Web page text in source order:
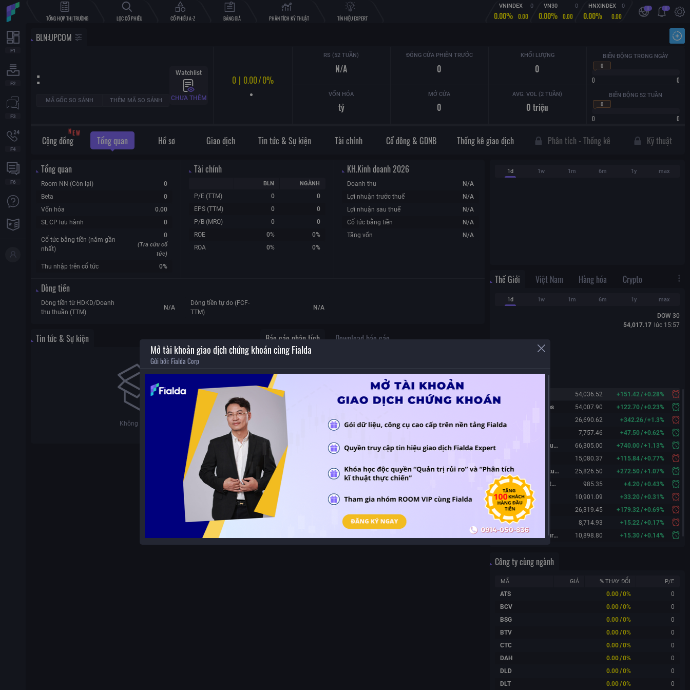
TỔNG HỢP THỊ TRƯỜNG LỌC CỔ PHIẾU CỔ PHIẾU A-Z BẢNG GIÁ PHÂN TÍCH KỸ THUẬT TÍN HIỆU EXPERT
VNINDEX 0
0.00% 0.00
VN30 0
0.00% 0.00
HNXINDEX 0
0.00% 0.00
i i
BLN:UPCOM
:
MÃ GỐC SO SÁNH THÊM MÃ SO SÁNH
Watchlist
CHƯA THÊM
0 | 0.00/0%
RS (52 TUẦN)
N/A
ĐÓNG CỬA PHIÊN TRƯỚC
0
KHỐI LƯỢNG
0
BIẾN ĐỘNG TRONG NGÀY
0
0 0
VỐN HÓA
tỷ
MỞ CỬA
0
AVG. VOL (2 TUẦN)
0 triệu
BIẾN ĐỘNG 52 TUẦN
0
0
0
NEW
Cộng đồng Tổng quan Hồ sơ Giao dịch Tin tức & Sự kiện Tài chính Cổ đông & GDNB Thống kê giao dịch Phân tích - Thống kê Kỹ thuật
Tổng quan
Room NN (Còn lại)
0
Beta
0
Vốn hóa
0.00
SL CP lưu hành
0
Cổ tức bằng tiền (năm gần
nhất)
0
(Tra cứu cổ
tức)
Thu nhập trên cổ tức 0%
Tài chính
BLN NGÀNH
P/E (TTM) 0
0
EPS (TTM)
0
0
P/B (MRQ)
0
0
ROE
0%
0%
ROA
0% 0%
KH.Kinh doanh2026
Doanh thu
N/A
Lợi nhuận trước thuế
N/A
Lợi nhuận sau thuế
N/A
Cổ tức bằng tiền
N/A
Tăng vốn
N/A
Dòng tiền
Dòng tiền từ HDKD/Doanh
thu thuần (TTM)
N/A
Dòng tiền tự do (FCF-
TTM)
N/A
Tin tức & Sự kiện
Không có dữ liệu
Báo cáo phân tích Download báo cáo
1d 1w 1m 6m 1y max
Thế Giới Việt Nam Hàng hóa Crypto
1d 1w 1m 6m 1y max
DOW 30
54,017.17 lúc 15:57
54,036.52 +151.42/+0.28%
Dow 30 Futures
54,007.90 +122.70/+0.23%
26,690.62 +342.26/+1.3%
7,757.46 +47.50/+0.62%
Nikkei 225 Futures
66,305.00 +740.00/+1.13%
15,080.37 +115.84/+0.77%
Hang Seng Futures
25,826.50 +272.50/+1.07%
KOSPI 200 Futures
985.35 +4.20/+0.43%
FTSE 100
10,901.09 +33.20/+0.31%
DAX
26,319.45 +179.32/+0.69%
CAC 40
8,714.93 +15.22/+0.17%
FTSE 100 Futures
10,898.80 +15.30/+0.14%
Công ty cùng ngành
MÃ GIÁ % THAY ĐỔI P/E
ATS 0.00/0%
0
BCV
0.00/0%
0
BSG
0.00/0%
0
BTV
0.00/0%
0
CTC
0.00/0%
0
DAH
0.00/0%
0
DLD
0.00/0%
0
DLT
0.00/0% 0
Mở tài khoản giao dịch chứng khoán cùng Fialda
Gửi bởi: Fialda Corp